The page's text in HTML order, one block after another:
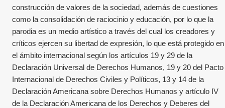
construcción de valores de la sociedad, además de cuestiones
como la consolidación de raciocinio y educación, por lo que la
parodia es un medio artístico a través del cual los creadores y
críticos ejercen su libertad de expresión, lo que está protegido en
el ámbito internacional según los artículos 19 y 29 de la
Declaración Universal de Derechos Humanos, 19 y 20 del Pacto
Internacional de Derechos Civiles y Políticos, 13 y 14 de la
Declaración Americana sobre Derechos Humanos y artículo IV
de la Declaración Americana de los Derechos y Deberes del